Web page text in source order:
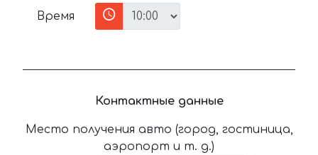
Время
Контактные данные
Место получения авто (город, гостиница,
аэропорт и т. д.)